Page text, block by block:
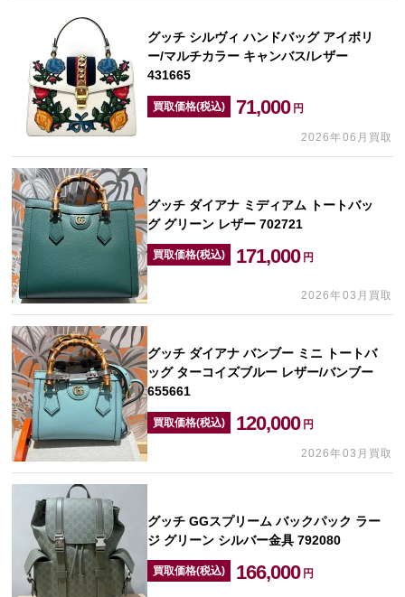
グッチ シルヴィ ハンドバッグ アイボリ
ー/マルチカラー キャンバス/レザー
431665
買取価格(税込) 71,000 円
2026年06月買取
グッチ ダイアナ ミディアム トートバッ
グ グリーン レザー 702721
買取価格(税込) 171,000 円
2026年03月買取
グッチ ダイアナ バンブー ミニ トートバ
ッグ ターコイズブルー レザー/バンブー
655661
買取価格(税込) 120,000 円
2026年03月買取
グッチ GGスプリーム バックパック ラー
ジ グリーン シルバー金具 792080
買取価格(税込) 166,000 円